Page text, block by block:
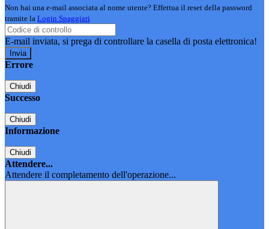
Non hai una e-mail associata al nome utente? Effettua il reset della password
tramite la Login Spaggiari
E-mail inviata, si prega di controllare la casella di posta elettronica!
Errore
Chiudi
Successo
Chiudi
Informazione
Chiudi
Attendere...
Attendere il completamento dell'operazione...